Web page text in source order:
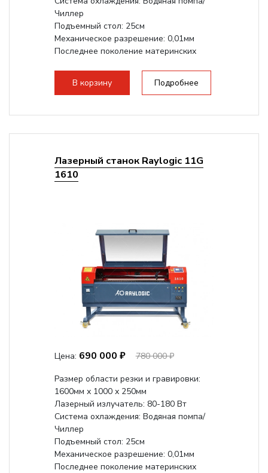
Чиллер
Подъемный стол: 25см
Механическое разрешение: 0,01мм
Последнее поколение материнских
В корзину Подробнее
Лазерный станок Raylogic 11G
1610
Цена: 690 000 ₽
780 000 ₽
Размер области резки и гравировки:
1600мм х 1000 х 250мм
Лазерный излучатель: 80-180 Вт
Система охлаждения: Водяная помпа/
Чиллер
Подъемный стол: 25см
Механическое разрешение: 0,01мм
Последнее поколение материнских